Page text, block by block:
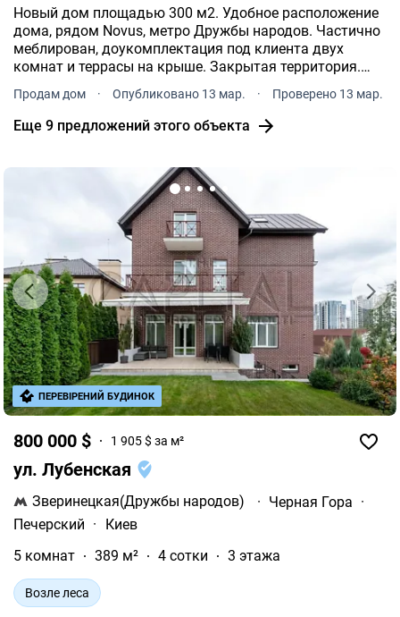
Новый дом площадью 300 м2. Удобное расположение
дома, рядом Novus, метро Дружбы народов. Частично
меблирован, доукомплектация под клиента двух
комнат и террасы на крыше. Закрытая территория.
этаже.
Продам дом · Опубликовано 13 мар. · Проверено 13 мар.
Еще 9 предложений этого объекта
800 000 $ 1 905 $ за м²
ул. Лубенская
Зверинецкая(Дружбы народов) · Черная Гора ·
Печерский ·
Киев
5 комнат
389 м² 4 сотки 3 этажа
Возле леса
ПЕРЕВІРЕНИЙ БУДИНОК